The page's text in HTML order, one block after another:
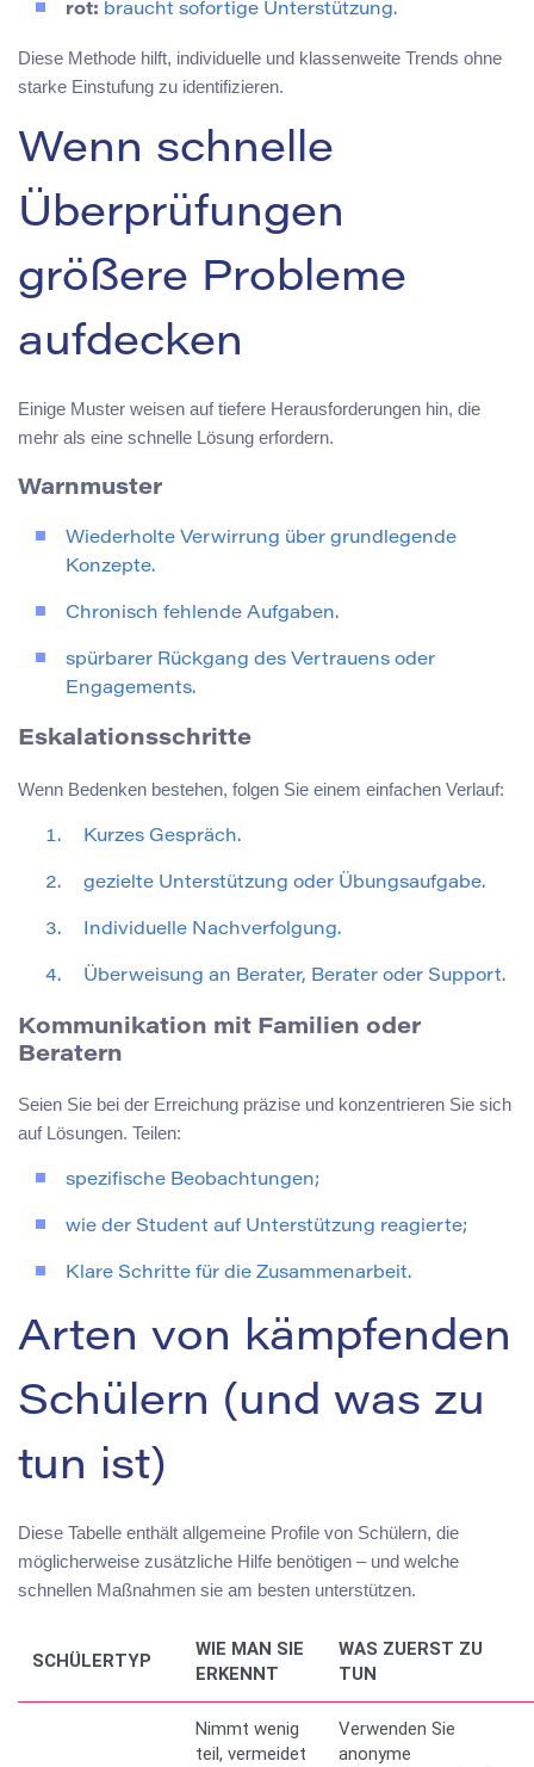
rot: braucht sofortige Unterstützung.
Diese Methode hilft, individuelle und klassenweite Trends ohne
starke Einstufung zu identifizieren.
Wenn schnelle
Überprüfungen
größere Probleme
aufdecken
Einige Muster weisen auf tiefere Herausforderungen hin, die
mehr als eine schnelle Lösung erfordern.
Warnmuster
Wiederholte Verwirrung über grundlegende
Konzepte.
Chronisch fehlende Aufgaben.
spürbarer Rückgang des Vertrauens oder
Engagements.
Eskalationsschritte
Wenn Bedenken bestehen, folgen Sie einem einfachen Verlauf:
Kurzes Gespräch.
gezielte Unterstützung oder Übungsaufgabe.
Individuelle Nachverfolgung.
Überweisung an Berater, Berater oder Support.
Kommunikation mit Familien oder
Beratern
Seien Sie bei der Erreichung präzise und konzentrieren Sie sich
auf Lösungen. Teilen:
spezifische Beobachtungen;
wie der Student auf Unterstützung reagierte;
Klare Schritte für die Zusammenarbeit.
Arten von kämpfenden
Schülern (und was zu
tun ist)
Diese Tabelle enthält allgemeine Profile von Schülern, die
möglicherweise zusätzliche Hilfe benötigen – und welche
schnellen Maßnahmen sie am besten unterstützen.
SCHÜLERTYP
WIE MAN SIE
ERKENNT
WAS ZUERST ZU
TUN
Nimmt wenig
teil, vermeidet
Verwenden Sie
anonyme